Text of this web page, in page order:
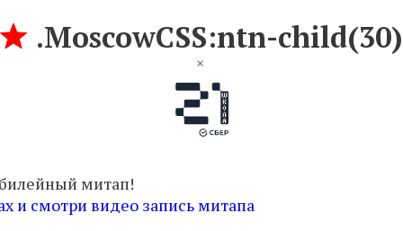
.MoscowCSS:ntn-child(30)
митап!
и смотри видео запись митапа